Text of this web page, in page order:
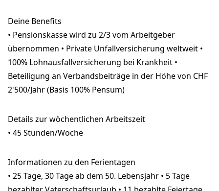
Deine Benefits
• Pensionskasse wird zu 2/3 vom Arbeitgeber
übernommen • Private Unfallversicherung weltweit •
100% Lohnausfallversicherung bei Krankheit •
Beteiligung an Verbandsbeiträge in der Höhe von CHF
2'500/Jahr (Basis 100% Pensum)
Details zur wöchentlichen Arbeitszeit
• 45 Stunden/Woche
Informationen zu den Ferientagen
• 25 Tage, 30 Tage ab dem 50. Lebensjahr • 5 Tage